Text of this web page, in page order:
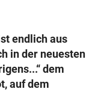
endlich aus
in der neuesten
dem
auf dem